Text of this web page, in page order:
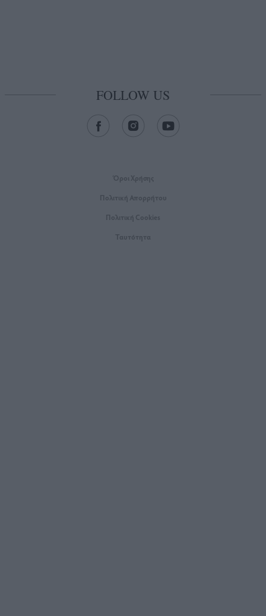
FOLLOW US
Όροι Xρήσης
Πολιτική Απορρήτου
Πολιτική Cookies
Ταυτότητα